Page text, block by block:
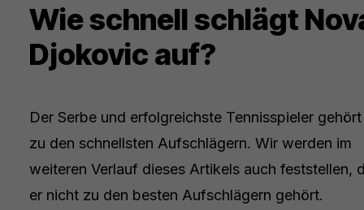
Wie schnell schlägt
Djokovic auf?
Der Serbe und erfolgreichste Tennisspieler
zu den schnellsten Aufschlägern. Wir werden im
weiteren Verlauf dieses Artikels auch feststellen,
er nicht zu den besten Aufschlägern gehört.